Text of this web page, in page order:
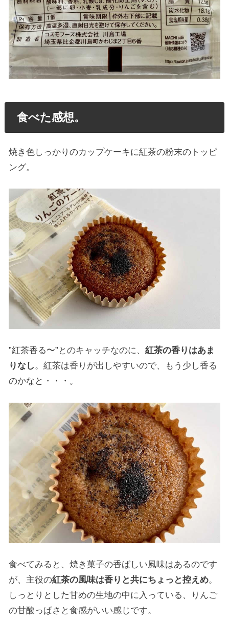
食べた感想。
焼き色しっかりのカップケーキに紅茶の粉末のトッピ
ング。
”紅茶香る〜”とのキャッチなのに、紅茶の香りはあま
りなし。紅茶は香りが出しやすいので、もう少し香る
のかなと・・・。
食べてみると、焼き菓子の香ばしい風味はあるのです
が、主役の紅茶の風味は香りと共にちょっと控えめ。
しっとりとした甘めの生地の中に入っている、りんご
の甘酸っぱさと食感がいい感じです。